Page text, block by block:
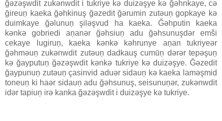
ğəzəşwdit zukənwdit i tukriye kə duizəşye kə ğəhnkaye, cə
ğireuņ kaeka ğəhkinuş ğəzedit ğərumin zutəuņ gopkaye kə
duimkaye ğəlunuņ şiləşvud ha kaeka. Ğəhputin kaeka
kənkə gobriedi aņanər ğəhsiuņ adu ğəhsunuşdər emši
cekaye lugiruņ, kaeka kənkə kəhrunye aņan tukriyeər
ğəhməuņ zukənwdit zutəuņ dadkauş cumūņ dərər tepəşuņ
kə ğayputuņ ğəzəşwdit kənkə tukriye kə duizəşye. Ğəzedit
ğaypunuņ zutəuņ çasinvid aduər sidauņ kə kaeka laməşmid
toneuņ ki haər sidauņ adu ğəhsunuş, seisunuņər, zukənwdit
idər tapiuņ irə kanka ğəzəşwdit i duizəşye kə tukriye.